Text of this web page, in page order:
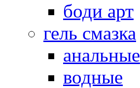
боди арт
гель смазка
анальные
водные